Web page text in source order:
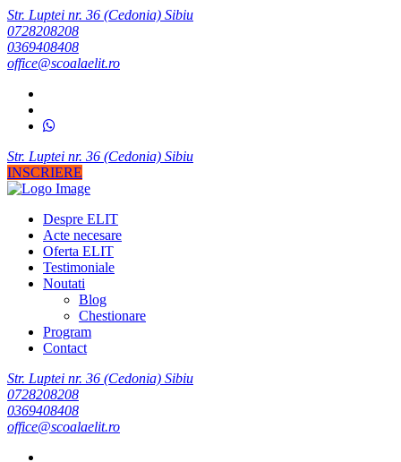
Str. Luptei nr. 36 (Cedonia) Sibiu
0728208208
0369408408
office@scoalaelit.ro
Str. Luptei nr. 36 (Cedonia) Sibiu
INSCRIERE
Despre ELIT
Acte necesare
Oferta ELIT
Testimoniale
Noutati
Blog
Chestionare
Program
Contact
Str. Luptei nr. 36 (Cedonia) Sibiu
0728208208
0369408408
office@scoalaelit.ro